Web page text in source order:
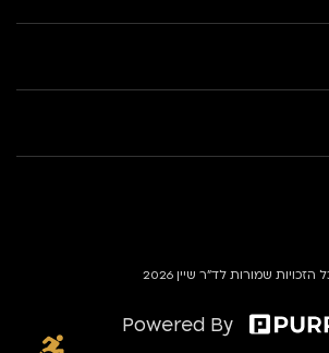
הזכויות שמורות לד״ר שיין 2026
Powered By